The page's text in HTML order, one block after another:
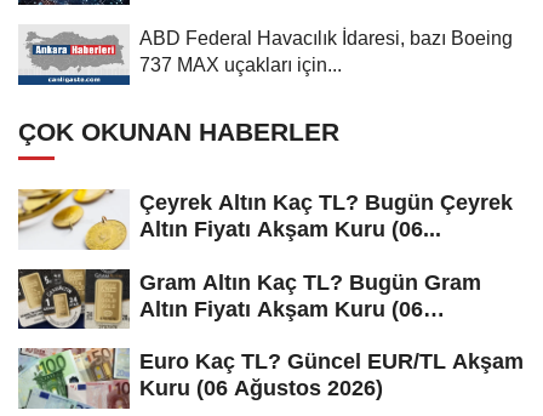
ABD Federal Havacılık İdaresi, bazı Boeing
737 MAX uçakları için...
ÇOK OKUNAN HABERLER
Çeyrek Altın Kaç TL? Bugün Çeyrek
Altın Fiyatı Akşam Kuru (06...
Gram Altın Kaç TL? Bugün Gram
Altın Fiyatı Akşam Kuru (06
Euro Kaç TL? Güncel EUR/TL Akşam
Kuru (06 Ağustos 2026)